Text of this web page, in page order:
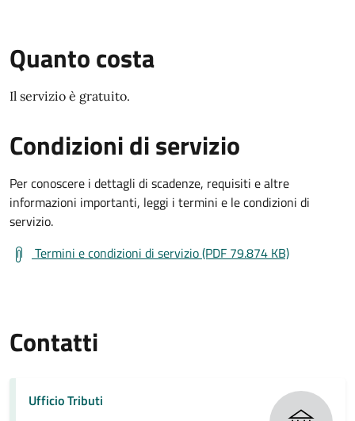
Quanto costa
Il servizio è gratuito.
Condizioni di servizio
Per conoscere i dettagli di scadenze, requisiti e altre
informazioni importanti, leggi i termini e le condizioni di
servizio.
Termini e condizioni di servizio (PDF 79.874 KB)
Contatti
Ufficio Tributi